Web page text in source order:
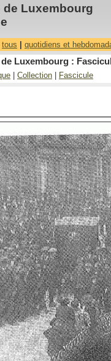
Luxembourg
tous quotidiens et
Luxembourg :
Collection Fascicule